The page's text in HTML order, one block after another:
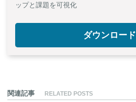
ップと課題を可視化
ダウンロード
関連記事 RELATED POSTS